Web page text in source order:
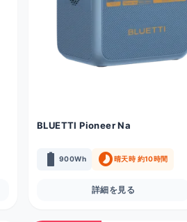
BLUETTI Pioneer Na
battery_full 900Wh timelapse晴天時 約10時間
詳細を見る